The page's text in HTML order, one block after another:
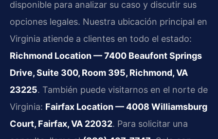
disponible para analizar su caso y discutir sus
opciones legales. Nuestra ubicación principal en
Virginia atiende a clientes en todo el estado:
Richmond Location — 7400 Beaufont Springs
Drive, Suite 300, Room 395, Richmond, VA
23225. También puede visitarnos en el norte de
Virginia: Fairfax Location — 4008 Williamsburg
Court, Fairfax, VA 22032. Para solicitar una